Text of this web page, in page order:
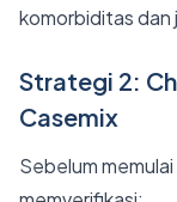
komorbiditas dan
Strategi 2:
Casemix
Sebelum